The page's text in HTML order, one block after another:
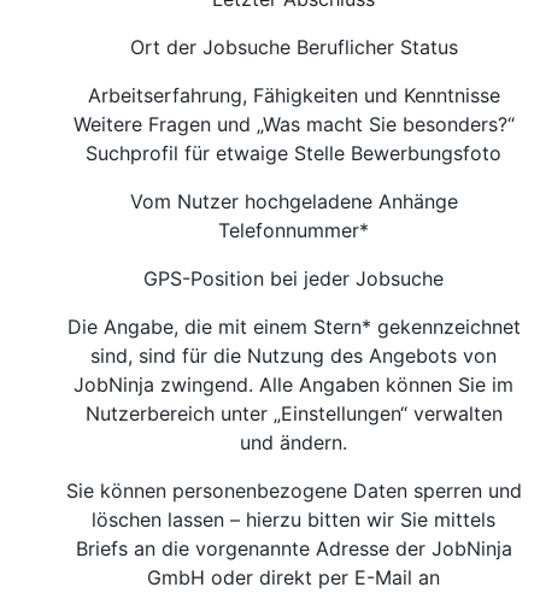
Ort der Jobsuche Beruflicher Status
Arbeitserfahrung, Fähigkeiten und Kenntnisse
Weitere Fragen und „Was macht Sie besonders?“
Suchprofil für etwaige Stelle Bewerbungsfoto
Vom Nutzer hochgeladene Anhänge
Telefonnummer*
GPS-Position bei jeder Jobsuche
Die Angabe, die mit einem Stern* gekennzeichnet
sind, sind für die Nutzung des Angebots von
JobNinja zwingend. Alle Angaben können Sie im
Nutzerbereich unter „Einstellungen“ verwalten
und ändern.
Sie können personenbezogene Daten sperren und
löschen lassen – hierzu bitten wir Sie mittels
Briefs an die vorgenannte Adresse der JobNinja
GmbH oder direkt per E-Mail an